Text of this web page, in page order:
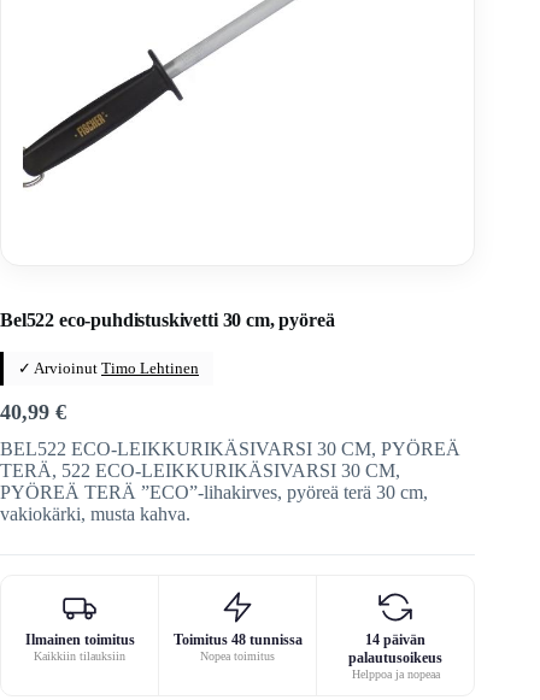
Bel522 eco-puhdistuskivetti 30 cm, pyöreä
✓ Arvioinut Timo Lehtinen
40,99 €
BEL522 ECO-LEIKKURIKÄSIVARSI 30 CM, PYÖREÄ
TERÄ, 522 ECO-LEIKKURIKÄSIVARSI 30 CM,
PYÖREÄ TERÄ ”ECO”-lihakirves, pyöreä terä 30 cm,
vakiokärki, musta kahva.
Ilmainen toimitus
Kaikkiin tilauksiin
Toimitus 48 tunnissa
Nopea toimitus
14 päivän
palautusoikeus
Helppoa ja nopeaa